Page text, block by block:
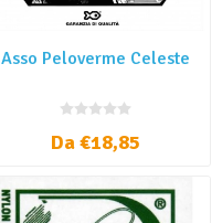
Asso Peloverme Celeste
Da €18,85